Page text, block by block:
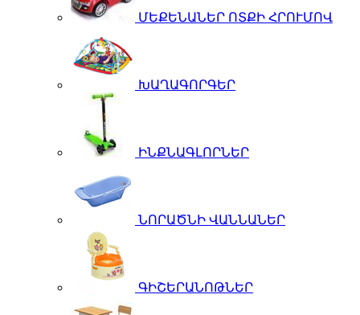
ՄԵՔԵՆԱՆԵՐ ՈՏՔԻ ՀՐՈՒՄՈՎ
ԽԱՂԱԳՈՐԳԵՐ
ԻՆՔՆԱԳԼՈՐՆԵՐ
ՆՈՐԱԾՆԻ ՎԱՆՆԱՆԵՐ
ԳԻՇԵՐԱՆՈԹՆԵՐ